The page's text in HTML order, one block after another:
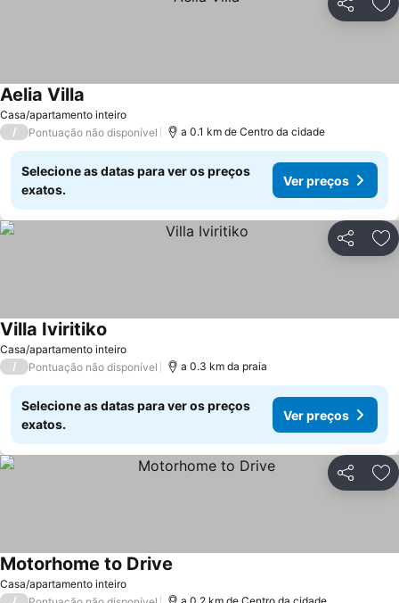
Partilhar
Casa/apartamento inteiro
Aelia Villa
/ Pontuação não disponível a 0.1 km de Centro da cidade
Selecione as datas para ver os preços
exatos.
Ver preços
Partilhar
Casa/apartamento inteiro
Villa Iviritiko
/ Pontuação não disponível a 0.3 km da praia
Selecione as datas para ver os preços
exatos.
Ver preços
Partilhar
Casa/apartamento inteiro
Motorhome to Drive